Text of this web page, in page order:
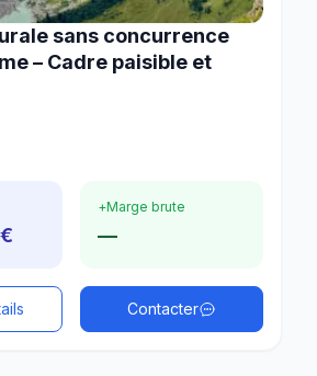
sans concurrence
– Cadre paisible et
+Marge brute
—
Contacter